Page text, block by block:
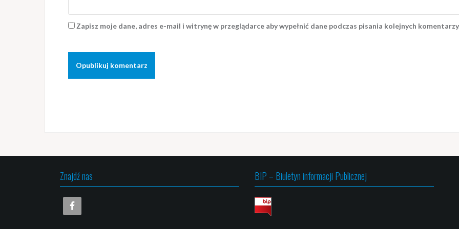
Zapisz moje dane, adres e-mail i witrynę w przeglądarce aby wypełnić dane podczas pisania kolejnych
Znajdź nas BIP – Biuletyn informacji Publicznej